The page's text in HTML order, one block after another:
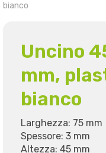
bianco
Uncino
mm,
bianco
Larghezza: 75 mm
Spessore: 3 mm
Altezza: 45 mm